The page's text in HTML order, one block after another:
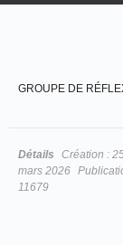
GROUPE DE
Détails Création :
mars 2026
11679